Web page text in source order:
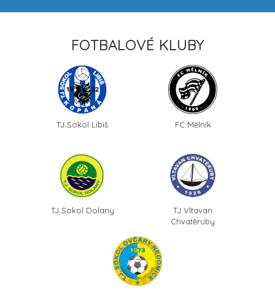
FOTBALOVÉ KLUBY
TJ Sokol Libiš FC Mělník
TJ Sokol Dolany
TJ Vltavan
Chvatěruby